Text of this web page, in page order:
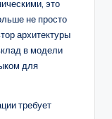
это
не просто
архитектуры
в модели
для
требует